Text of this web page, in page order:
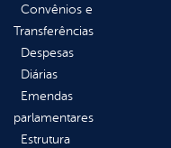
Convênios e
Transferências
Despesas
Diárias
Emendas
parlamentares
Estrutura